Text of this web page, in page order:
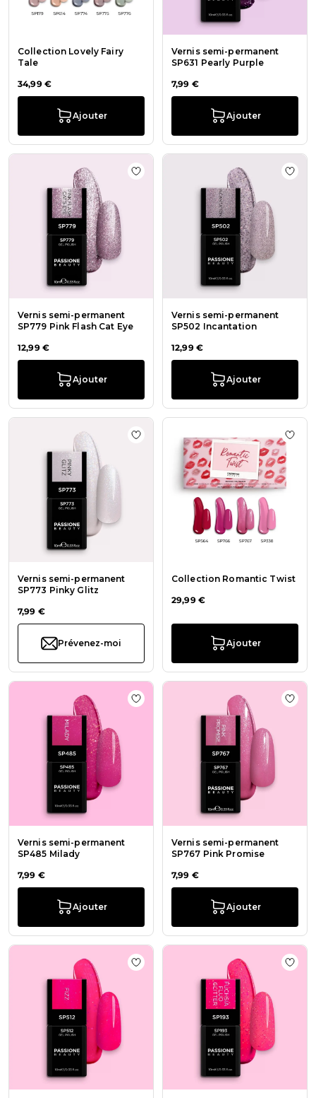
Collection Lovely Fairy
Tale
34,99 €
Ajouter
Vernis semi-permanent
SP631 Pearly Purple
7,99 €
Ajouter
Vernis semi-permanent
SP779 Pink Flash Cat Eye
12,99 €
Ajouter
Ajouter à la liste de souhaits Vernis
Vernis semi-permanent
SP502 Incantation
12,99 €
Ajouter
Vernis semi-permanent
SP773 Pinky Glitz
7,99 €
Prévenez-moi
Ajouter à la liste de souhaits
Collection Romantic Twist
29,99 €
Ajouter
Vernis semi-permanent
SP485 Milady
7,99 €
Ajouter
Ajouter à la liste de souhaits
Vernis semi-permanent
SP767 Pink Promise
7,99 €
Ajouter
Ajouter à la liste de souhaits Vernis